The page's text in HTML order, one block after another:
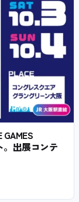
。出展コンテ